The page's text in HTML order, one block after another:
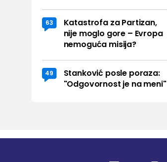
63
Katastrofa za Partizan,
nije moglo gore – Evropa
nemoguća misija?
49
Stanković posle poraza:
"Odgovornost je na meni"